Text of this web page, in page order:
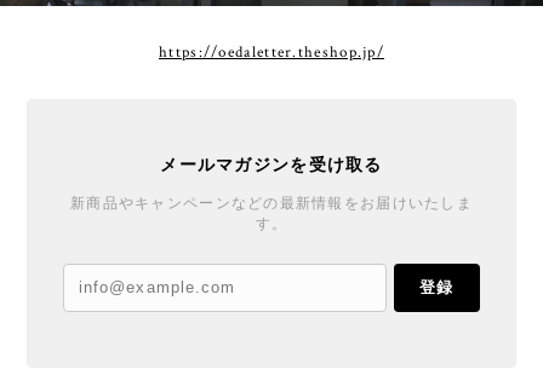
https://oedaletter.theshop.jp/
メールマガジンを受け取る
新商品やキャンペーンなどの最新情報をお届けいたしま
す。
登録